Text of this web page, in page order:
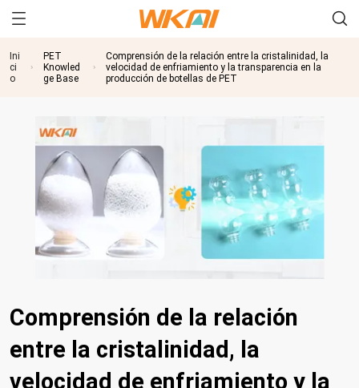
Ini
ci
o
PET
Knowled
ge Base
Comprensión de la relación entre la cristalinidad, la
velocidad de enfriamiento y la transparencia en la
producción de botellas de PET
Comprensión de la relación
entre la cristalinidad, la
velocidad de enfriamiento y la